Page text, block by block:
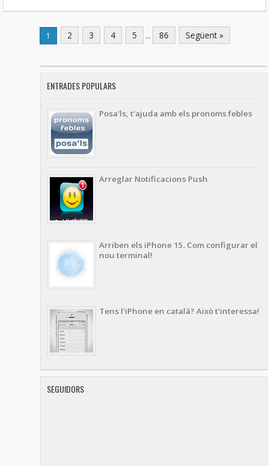
1 2 3 4 5 ... 86 Següent »
ENTRADES POPULARS
Posa'ls, t'ajuda amb els pronoms febles
Arreglar Notificacions Push
Arriben els iPhone 15. Com configurar el
nou terminal!
Tens l'iPhone en català? Això t'interessa!
SEGUIDORS